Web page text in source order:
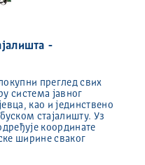
-
преглед свих
система јавног
као и јединствено
стајалишту. Уз
координате
ширине сваког